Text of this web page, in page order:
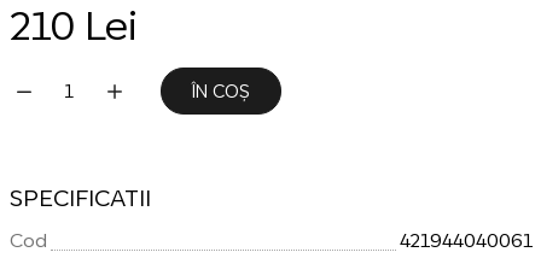
210 Lei
ÎN COȘ
SPECIFICATII
Cod 421944040061